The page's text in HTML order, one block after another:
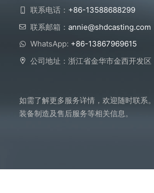
联系电话： +86-13588688299
联系邮箱： annie@shdcasting.com
WhatsApp: +86-13867969615
公司地址：浙江省金华市金西开发区
如需了解更多服务详情，欢迎随时联系
装备制造及售后服务等相关信息。